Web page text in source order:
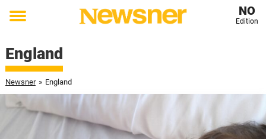
Toggle
NO
Edition
England
Newsner » England